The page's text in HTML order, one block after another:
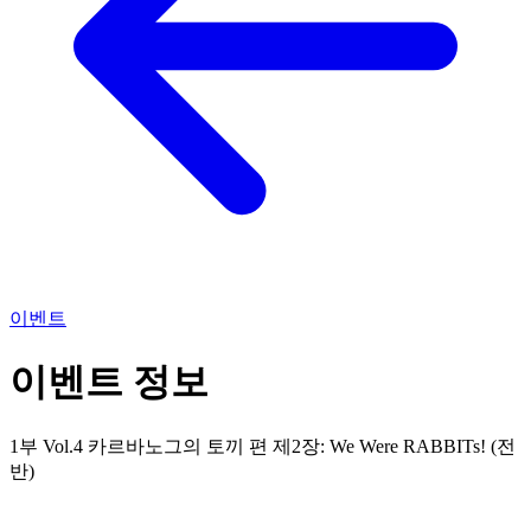
이벤트
이벤트 정보
1부 Vol.4 카르바노그의 토끼 편 제2장: We Were RABBITs! (전
반)